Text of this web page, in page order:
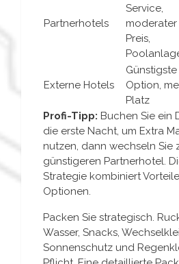
Partnerhotels
Service,
moderater
Preis,
Externe Hotels
Günstigste
Option,
Platz
Profi-Tipp: Buchen Sie ein
die erste Nacht, um Extra
nutzen, dann wechseln Sie
günstigeren Partnerhotel.
Strategie kombiniert
Optionen.
Packen Sie strategisch.
Wasser, Snacks,
Sonnenschutz und